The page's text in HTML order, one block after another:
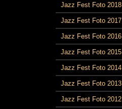
Jazz Fest Foto 2018
Jazz Fest Foto 2017
Jazz Fest Foto 2016
Jazz Fest Foto 2015
Jazz Fest Foto 2014
Jazz Fest Foto 2013
Jazz Fest Foto 2012